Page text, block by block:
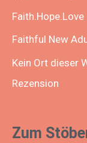
Faith.Hope.Love
Faithful New
Kein Ort dieser
Rezension
Zum